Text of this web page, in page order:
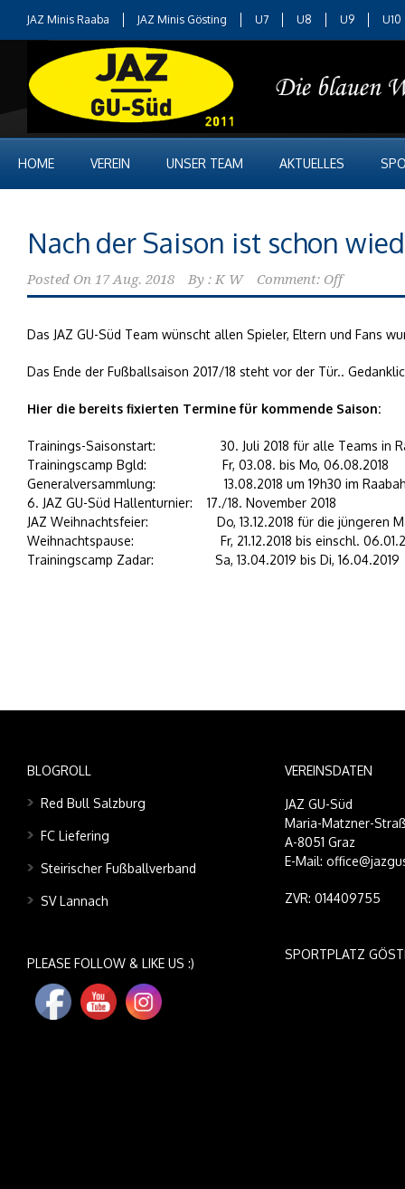
JAZ Minis Raaba JAZ Minis Gösting U7 U8 U9 U10
HOME VEREIN UNSER TEAM AKTUELLES
Nach der Saison ist schon
Posted On 17 Aug. 2018 By : K W Comment: Off
Das JAZ GU-Süd Team wünscht allen Spieler, Eltern und Fans
Das Ende der Fußballsaison 2017/18 steht vor der Tür..
Hier die bereits fixierten Termine für kommende Saison:
Trainings-Saisonstart: 30. Juli 2018 für alle Teams in
Trainingscamp Bgld: Fr, 03.08. bis Mo, 06.08.2018
Generalversammlung: 13.08.2018 um 19h30 im
6. JAZ GU-Süd Hallenturnier: 17./18. November 2018
JAZ Weihnachtsfeier: Do, 13.12.2018 für die jüngeren
Weihnachtspause: Fr, 21.12.2018 bis einschl.
Trainingscamp Zadar: Sa, 13.04.2019 bis Di, 16.04.2019
BLOGROLL
Red Bull Salzburg
FC Liefering
Steirischer Fußballverband
SV Lannach
PLEASE FOLLOW & LIKE US :)
VEREINSDATEN
JAZ GU-Süd
Maria-Matzner-
A-8051 Graz
E-Mail:
ZVR: 014409755
SPORTPLATZ